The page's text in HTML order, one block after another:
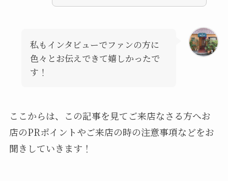
私もインタビューでファンの方に
色々とお伝えできて嬉しかったで
す！
ここからは、この記事を見てご来店なさる方へお
店のPRポイントやご来店の時の注意事項などをお
聞きしていきます！